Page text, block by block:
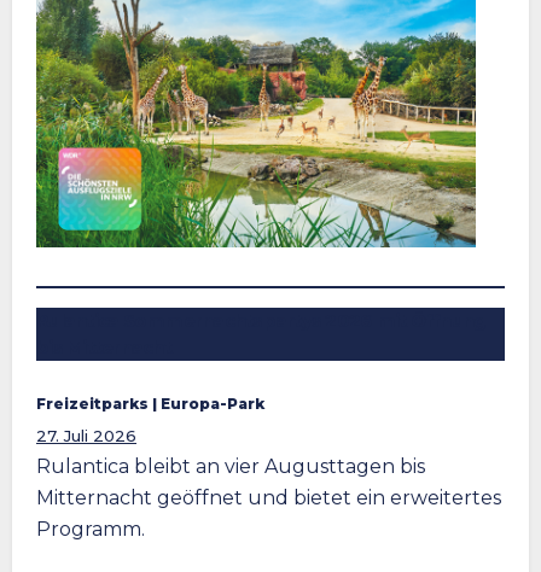
Freizeitparks | Europa-Park
27. Juli 2026
Rulantica bleibt an vier Augusttagen bis
Mitternacht geöffnet und bietet ein erweitertes
Programm.